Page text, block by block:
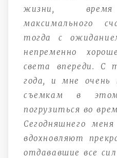
жизни, время
максимального
тогда с
непременно
света впереди. С
года, и мне очень
съемкам в
погрузиться во
Сегодняшнего
вдохновляют
отдававшие все